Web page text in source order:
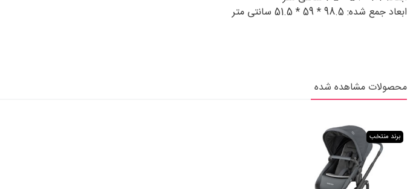
ابعاد جمع شده: 98.5 * 59 * 51.5 سانتی متر
محصولات مشاهده شده
برند منتخب